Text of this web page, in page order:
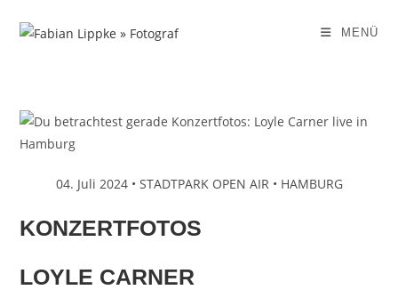
Inhalt
MENÜ
04. Juli 2024 • STADTPARK OPEN AIR • HAMBURG
KONZERTFOTOS
LOYLE CARNER